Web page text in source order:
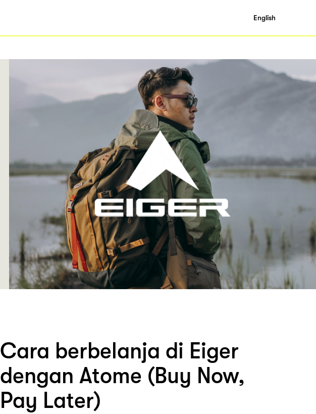
English
Cara berbelanja di Eiger
dengan Atome (Buy Now,
Pay Later)